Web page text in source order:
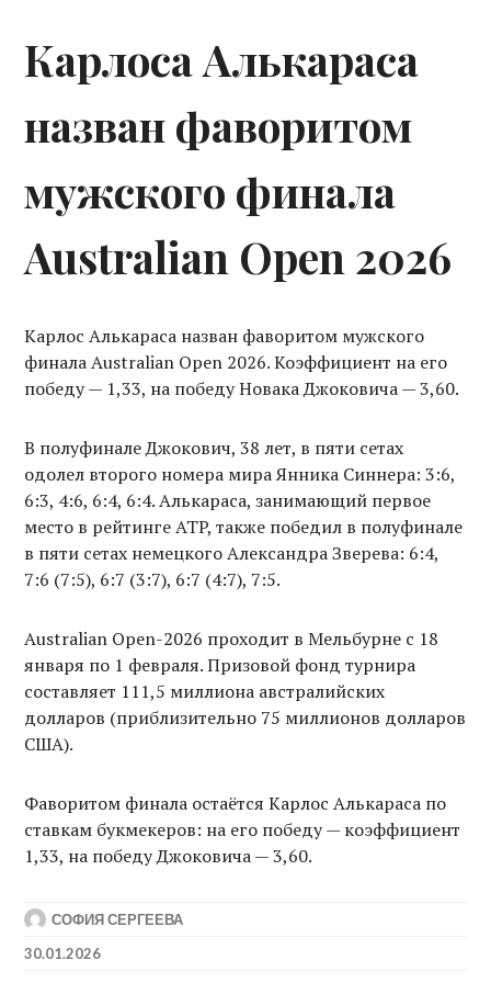
Карлоса Алькараса
назван фаворитом
мужского финала
Australian Open 2026
Карлос Алькараса назван фаворитом мужского
финала Australian Open 2026. Коэффициент на его
победу — 1,33, на победу Новака Джоковича — 3,60.
В полуфинале Джокович, 38 лет, в пяти сетах
одолел второго номера мира Янника Синнера: 3:6,
6:3, 4:6, 6:4, 6:4. Алькараса, занимающий первое
место в рейтинге ATP, также победил в полуфинале
в пяти сетах немецкого Александра Зверева: 6:4,
7:6 (7:5), 6:7 (3:7), 6:7 (4:7), 7:5.
Australian Open-2026 проходит в Мельбурне с 18
января по 1 февраля. Призовой фонд турнира
составляет 111,5 миллиона австралийских
долларов (приблизительно 75 миллионов долларов
США).
Фаворитом финала остаётся Карлос Алькараса по
ставкам букмекеров: на его победу — коэффициент
1,33, на победу Джоковича — 3,60.
СОФИЯ СЕРГЕЕВА
30.01.2026